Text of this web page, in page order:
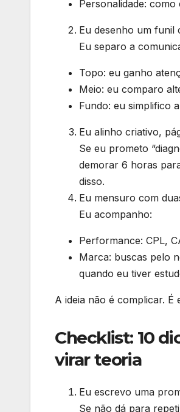
Personalidade:
Eu desenho um funil
Eu separo a
Topo: eu ganho
Meio: eu comparo
Fundo: eu simplifico
Eu alinho criativo,
Se eu prometo
demorar 6 horas
disso.
Eu mensuro com
Eu acompanho:
Performance: CPL,
Marca: buscas pelo
quando eu tiver
A ideia não é complicar. É
Checklist: 10
virar teoria
Eu escrevo uma
Se não dá para